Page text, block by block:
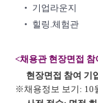
‧ 기업라운지
‧ 힐링 체험관
<채용관 현장면접 참
현장면접 참여 기
※채용정보 보기: 10